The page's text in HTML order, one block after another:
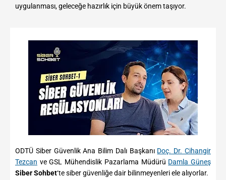
uygulanması, geleceğe hazırlık için büyük önem taşıyor.
ODTÜ Siber Güvenlik Ana Bilim Dalı Başkanı Doç. Dr. Cihangir
Tezcan ve GSL Mühendislik Pazarlama Müdürü Damla Güneş
Siber Sohbet‘te siber güvenliğe dair bilinmeyenleri ele alıyorlar.